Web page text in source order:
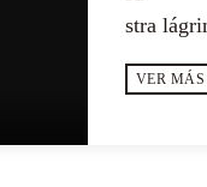
stra
esperar
VER MÁS